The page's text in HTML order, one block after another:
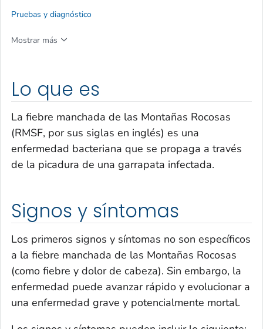
Lo que es
La fiebre manchada de las Montañas Rocosas
(RMSF, por sus siglas en inglés) es una
enfermedad bacteriana que se propaga a través
de la picadura de una garrapata infectada.
Signos y síntomas
Los primeros signos y síntomas no son específicos
a la fiebre manchada de las Montañas Rocosas
(como fiebre y dolor de cabeza). Sin embargo, la
enfermedad puede avanzar rápido y evolucionar a
una enfermedad grave y potencialmente mortal.
Pruebas y diagnóstico
Mostrar más